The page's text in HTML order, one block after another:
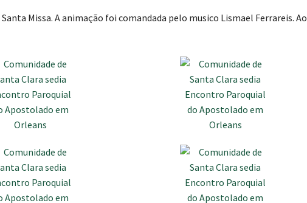
Missa. A animação foi comandada pelo musico Lismael Ferrareis. Ao